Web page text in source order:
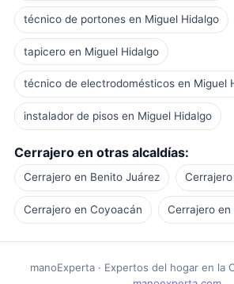
técnico de portones en Miguel Hidalgo
tapicero en Miguel Hidalgo
técnico de electrodomésticos en Miguel
instalador de pisos en Miguel Hidalgo
Cerrajero en otras alcaldías:
Cerrajero en Benito Juárez
Cerrajero en Coyoacán Cerrajero en
manoExperta · Expertos del hogar en la